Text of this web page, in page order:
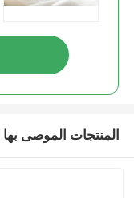
المنتجات الموصى بها